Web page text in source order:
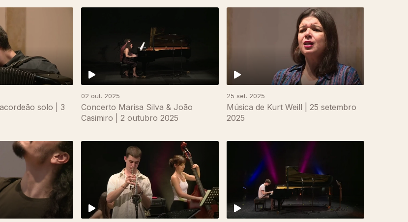
solo | 3
02 out. 2025
Concerto Marisa Silva & João
Casimiro | 2 outubro 2025
25 set. 2025
Música de Kurt Weill | 25 setembro
2025